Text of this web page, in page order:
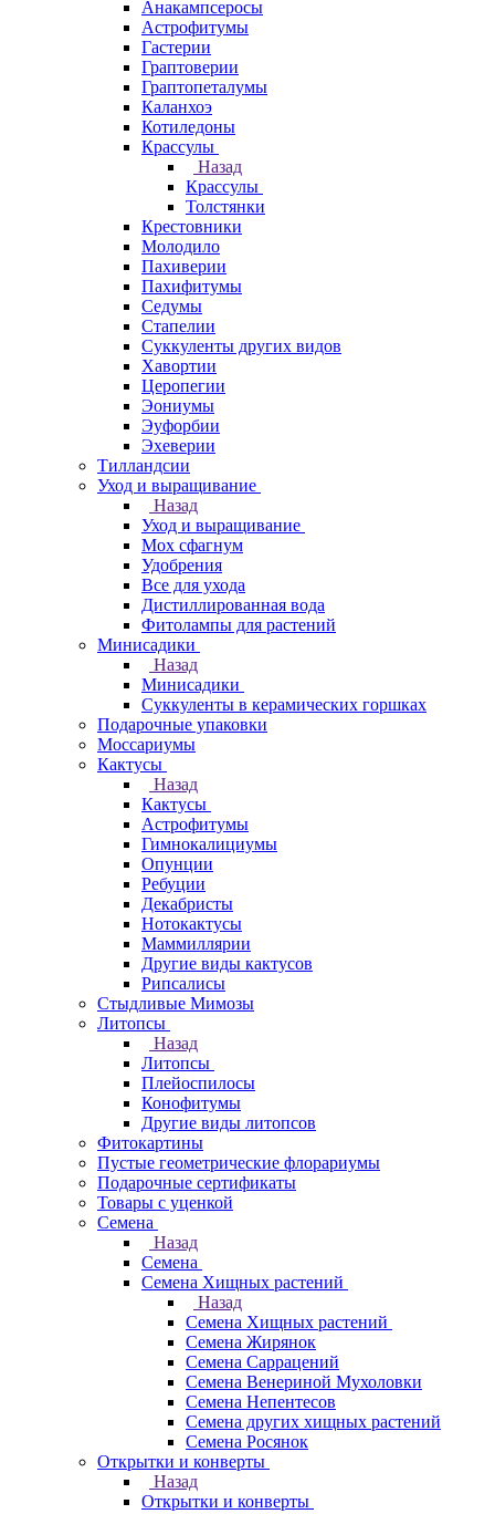
Анакампсеросы
Астрофитумы
Гастерии
Граптоверии
Граптопеталумы
Каланхоэ
Котиледоны
Крассулы
Назад
Крассулы
Толстянки
Крестовники
Молодило
Пахиверии
Пахифитумы
Седумы
Стапелии
Суккуленты других видов
Хавортии
Церопегии
Эониумы
Эуфорбии
Эхеверии
Тилландсии
Уход и выращивание
Назад
Уход и выращивание
Мох сфагнум
Удобрения
Все для ухода
Дистиллированная вода
Фитолампы для растений
Минисадики
Назад
Минисадики
Суккуленты в керамических горшках
Подарочные упаковки
Моссариумы
Кактусы
Назад
Кактусы
Астрофитумы
Гимнокалициумы
Опунции
Ребуции
Декабристы
Нотокактусы
Маммиллярии
Другие виды кактусов
Рипсалисы
Стыдливые Мимозы
Литопсы
Назад
Литопсы
Плейоспилосы
Конофитумы
Другие виды литопсов
Фитокартины
Пустые геометрические флорариумы
Подарочные сертификаты
Товары с уценкой
Семена
Назад
Семена
Семена Хищных растений
Назад
Семена Хищных растений
Семена Жирянок
Семена Саррацений
Семена Венериной Мухоловки
Семена Непентесов
Семена других хищных растений
Семена Росянок
Открытки и конверты
Назад
Открытки и конверты